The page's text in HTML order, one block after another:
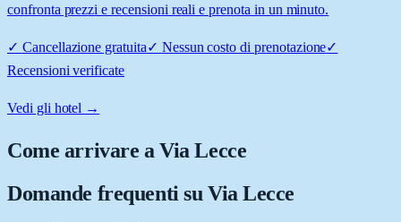
confronta prezzi e recensioni reali e prenota in un minuto.
✓ Cancellazione gratuita✓ Nessun costo di prenotazione✓
Recensioni verificate
Vedi gli hotel →
Come arrivare aVia Lecce
Domande frequenti su Via Lecce